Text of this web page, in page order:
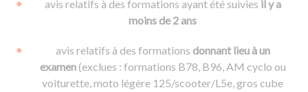
avis relatifs à des formations ayant été suivies il y a
moins de 2 ans
avis relatifs à des formations donnant lieu à un
examen(exclues : formations B78, B96, AM cyclo ou
voiturette, moto légère 125/scooter/L5e, gros cube